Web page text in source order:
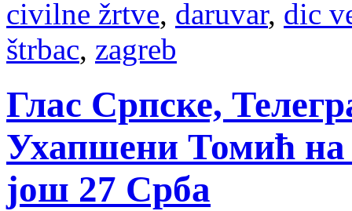
civilne žrtve, daruvar, dic
štrbac, zagreb
Глас Српске,
Ухапшени Томић на
још 27 Срба